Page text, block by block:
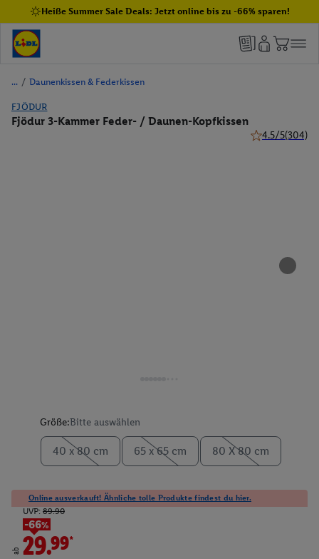
Heiße Summer Sale Deals: Jetzt online bis zu -66% sparen!
/ Daunenkissen & Federkissen
FJÖDUR
Fjödur 3-Kammer Feder- / Daunen-Kopfkissen
4.5/5(304)
Größe:Bitte auswählen
40 x 80 cm 65 x 65 cm 80 X 80 cm
Online ausverkauft! Ähnliche tolle Produkte findest du hier.
ab
UVP: 89.90
-66%
29.99*